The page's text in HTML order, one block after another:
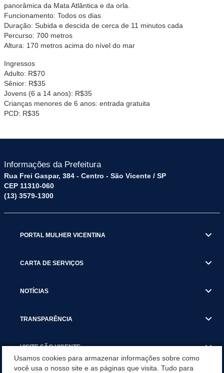
panorâmica da Mata Atlântica e da orla.
Funcionamento: Todos os dias
Duração: Subida e descida de cerca de 11 minutos cada
Percurso: 700 metros
Altura: 170 metros acima do nível do mar
Ingressos
Adulto: R$70
Sênior: R$35
Jovens (6 a 14 anos): R$35
Crianças menores de 6 anos: entrada gratuita
PCD: R$35
Informações da Prefeitura
Rua Frei Gaspar, 384 - Centro - São Vicente / SP
CEP 11310-060
(13) 3579-1300
PORTAL MULHER VICENTINA
CARTA DE SERVIÇOS
NOTÍCIAS
TRANSPARÊNCIA
VISITE SÃO VICENTE
Usamos cookies para armazenar informações sobre como
você usa o nosso site e as páginas que visita. Tudo para